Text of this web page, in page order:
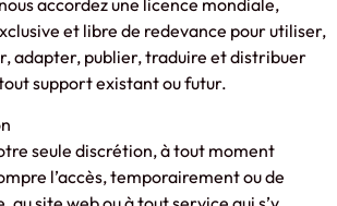
et libre de redevance pour utiliser,
adapter, publier, traduire et distribuer
support existant ou futur.
seule discrétion, à tout moment
l’accès, temporairement ou de